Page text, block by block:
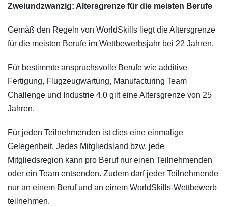
Zweiundzwanzig: Altersgrenze für die meisten Berufe
Gemäß den Regeln von WorldSkills liegt die Altersgrenze
für die meisten Berufe im Wettbewerbsjahr bei 22 Jahren.
Für bestimmte anspruchsvolle Berufe wie additive
Fertigung, Flugzeugwartung, Manufacturing Team
Challenge und Industrie 4.0 gilt eine Altersgrenze von 25
Jahren.
Für jeden Teilnehmenden ist dies eine einmalige
Gelegenheit. Jedes Mitgliedsland bzw. jede
Mitgliedsregion kann pro Beruf nur einen Teilnehmenden
oder ein Team entsenden. Zudem darf jeder Teilnehmende
nur an einem Beruf und an einem WorldSkills-Wettbewerb
teilnehmen.